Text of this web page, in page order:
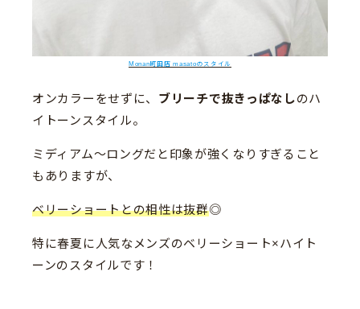
Monan町田店 masatoのスタイル
オンカラーをせずに、 ブリーチで抜きっぱなしのハ
イトーンスタイル。
ミディアム〜ロングだと印象が強くなりすぎること
もありますが、
ベリーショートとの相性は抜群◎
特に春夏に人気なメンズのベリーショート×ハイト
ーンのスタイルです！